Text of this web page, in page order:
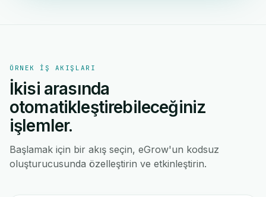
ÖRNEK IŞ AKIŞLARI
İkisi arasında
otomatikleştirebileceğiniz
işlemler.
Başlamak için bir akış seçin, eGrow'un kodsuz
oluşturucusunda özelleştirin ve etkinleştirin.